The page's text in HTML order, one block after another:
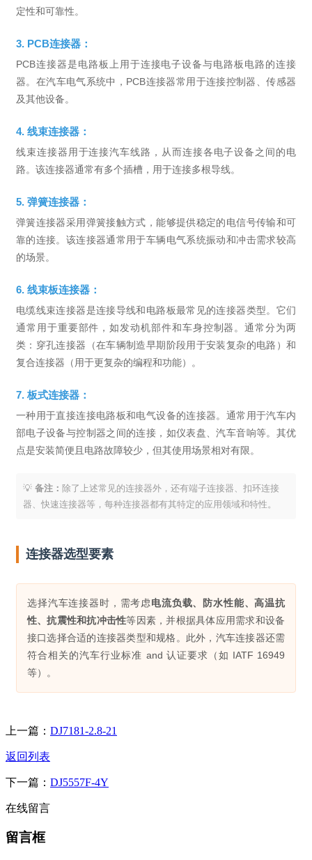
定性和可靠性。
3. PCB连接器：
PCB连接器是电路板上用于连接电子设备与电路板电路的连接
器。在汽车电气系统中，PCB连接器常用于连接控制器、传感器
及其他设备。
4. 线束连接器：
线束连接器用于连接汽车线路，从而连接各电子设备之间的电
路。该连接器通常有多个插槽，用于连接多根导线。
5. 弹簧连接器：
弹簧连接器采用弹簧接触方式，能够提供稳定的电信号传输和可
靠的连接。该连接器通常用于车辆电气系统振动和冲击需求较高
的场景。
6. 线束板连接器：
电缆线束连接器是连接导线和电路板最常见的连接器类型。它们
通常用于重要部件，如发动机部件和车身控制器。通常分为两
类：穿孔连接器（在车辆制造早期阶段用于安装复杂的电路）和
复合连接器（用于更复杂的编程和功能）。
7. 板式连接器：
一种用于直接连接电路板和电气设备的连接器。通常用于汽车内
部电子设备与控制器之间的连接，如仪表盘、汽车音响等。其优
点是安装简便且电路故障较少，但其使用场景相对有限。
备注： 除了上述常见的连接器外，还有端子连接器、扣环连接
器、快速连接器等，每种连接器都有其特定的应用领域和特性。
连接器选型要素
选择汽车连接器时，需考虑电流负载、防水性能、高温抗
性、抗震性和抗冲击性等因素，并根据具体应用需求和设备
接口选择合适的连接器类型和规格。此外，汽车连接器还需
符合相关的汽车行业标准 and 认证要求（如 IATF 16949
等）。
上一篇： DJ7181-2.8-21
返回列表
下一篇： DJ5557F-4Y
在线留言
留言框